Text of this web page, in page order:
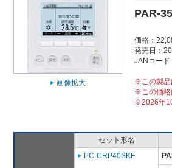
画像拡大
PAR-
価格：
発売日：
JANコー
※この製品
※この価格
※2026年
セット形名
PC-CRP40SKF